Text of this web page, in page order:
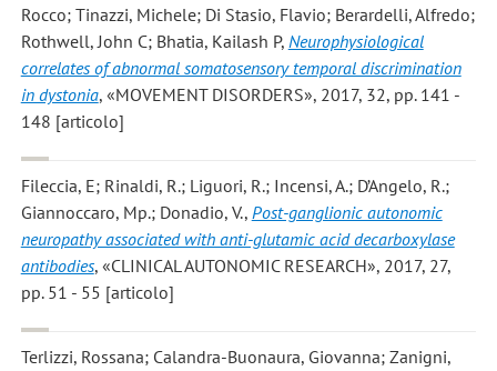
Rocco; Tinazzi, Michele; Di Stasio, Flavio; Berardelli, Alfredo;
Rothwell, John C; Bhatia, Kailash P, Neurophysiological
correlates of abnormal somatosensory temporal discrimination
in dystonia, «MOVEMENT DISORDERS», 2017, 32, pp. 141 -
148 [articolo]
Fileccia, E; Rinaldi, R.; Liguori, R.; Incensi, A.; D’Angelo, R.;
Giannoccaro, Mp.; Donadio, V., Post-ganglionic autonomic
neuropathy associated with anti-glutamic acid decarboxylase
antibodies, «CLINICAL AUTONOMIC RESEARCH», 2017, 27,
pp. 51 - 55 [articolo]
Terlizzi, Rossana; Calandra-Buonaura, Giovanna; Zanigni,